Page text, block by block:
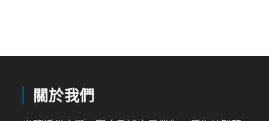
關於我們